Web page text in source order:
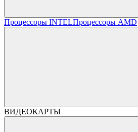
Процессоры INTELПроцессоры AMD
ВИДЕОКАРТЫ